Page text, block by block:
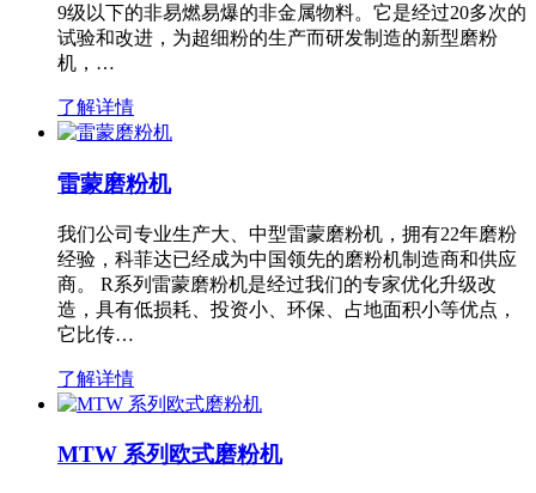
9级以下的非易燃易爆的非金属物料。它是经过20多次的
试验和改进，为超细粉的生产而研发制造的新型磨粉
机，…
了解详情
雷蒙磨粉机
我们公司专业生产大、中型雷蒙磨粉机，拥有22年磨粉
经验，科菲达已经成为中国领先的磨粉机制造商和供应
商。 R系列雷蒙磨粉机是经过我们的专家优化升级改
造，具有低损耗、投资小、环保、占地面积小等优点，
它比传…
了解详情
MTW 系列欧式磨粉机